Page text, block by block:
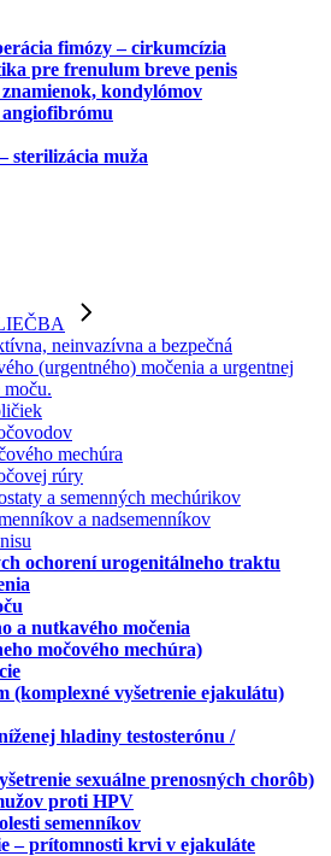
fimózy – cirkumcízia
pre frenulum breve penis
kondylómov
sterilizácia muža
neinvazívna a bezpečná
(urgentného) močenia a urgentnej
mechúra
rúry
a semenných mechúrikov
a nadsemenníkov
ochorení urogenitálneho traktu
a nutkavého močenia
močového mechúra)
(komplexné vyšetrenie ejakulátu)
hladiny testosterónu /
sexuálne prenosných chorôb)
proti HPV
semenníkov
– prítomnosti krvi v ejakuláte